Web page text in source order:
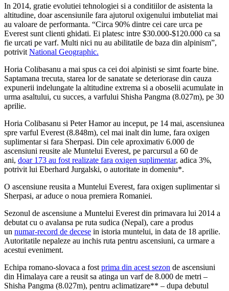
In 2014, gratie evolutiei tehnologiei si a conditiilor de asistenta la
altitudine, doar ascensiunile fara ajutorul oxigenului imbuteliat mai
au valoare de performanta. “Circa 90% dintre cei care urca pe
Everest sunt clienti ghidati. Ei platesc intre $30.000-$120.000 ca sa
fie urcati pe varf. Multi nici nu au abilitatile de baza din alpinism”,
potrivit National Geographic.
Horia Colibasanu a mai spus ca cei doi alpinisti se simt foarte bine.
Saptamana trecuta, starea lor de sanatate se deteriorase din cauza
expunerii indelungate la altitudine extrema si a oboselii acumulate in
urma asaltului, cu succes, a varfului Shisha Pangma (8.027m), pe 30
aprilie.
Horia Colibasanu si Peter Hamor au inceput, pe 14 mai, ascensiunea
spre varful Everest (8.848m), cel mai inalt din lume, fara oxigen
suplimentar si fara Sherpasi. Din cele aproximativ 6.000 de
ascensiuni reusite ale Muntelui Everest, pe parcursul a 60 de
ani, doar 173 au fost realizate fara oxigen suplimentar, adica 3%,
potrivit lui Eberhard Jurgalski, o autoritate in domeniu*.
O ascensiune reusita a Muntelui Everest, fara oxigen suplimentar si
Sherpasi, ar aduce o noua premiera Romaniei.
Sezonul de ascensiune a Muntelui Everest din primavara lui 2014 a
debutat cu o avalansa pe ruta sudica (Nepal), care a produs
un numar-record de decese in istoria muntelui, in data de 18 aprilie.
Autoritatile nepaleze au inchis ruta pentru ascensiuni, ca urmare a
acestui eveniment.
Echipa romano-slovaca a fost prima din acest sezon de ascensiuni
din Himalaya care a reusit sa atinga un varf de 8.000 de metri –
Shisha Pangma (8.027m), pentru aclimatizare** – dupa debutul